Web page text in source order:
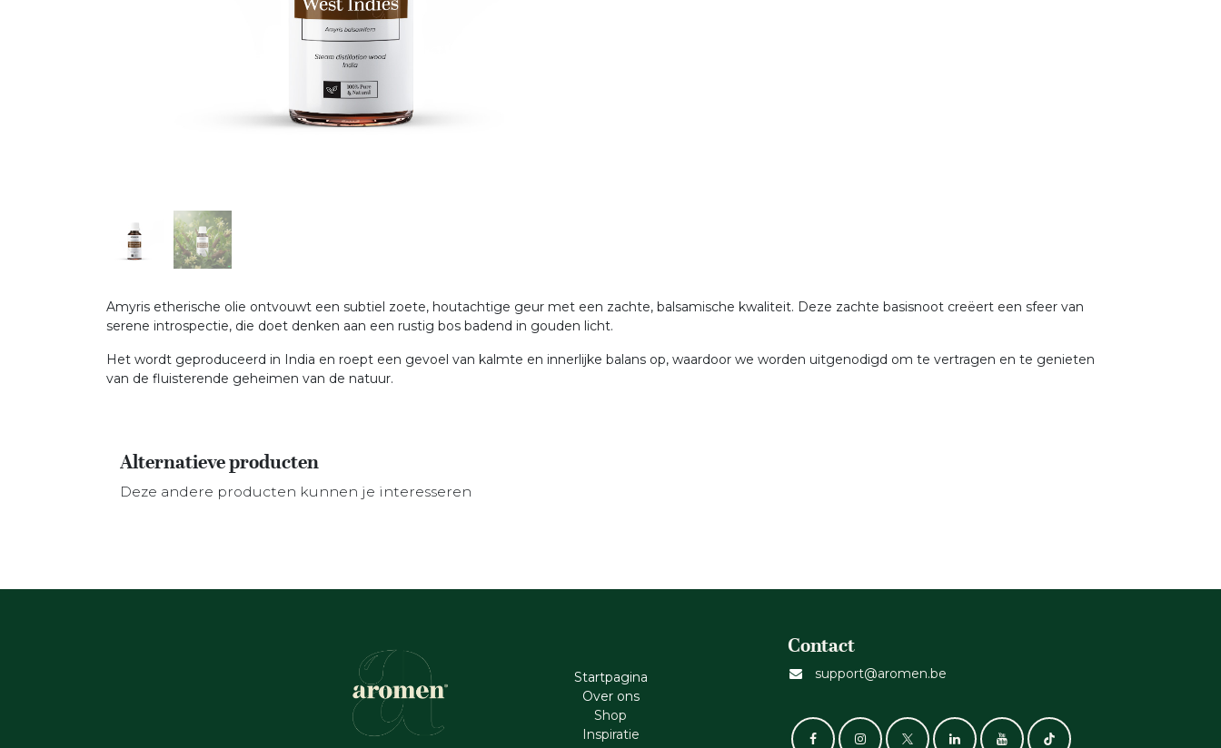
Amyris etherische olie ontvouwt een subtiel zoete, houtachtige geur met een zachte, balsamische kwaliteit. Deze zachte basisnoot creëert een sfeer van
serene introspectie, die doet denken aan een rustig bos badend in gouden licht.
Het wordt geproduceerd in India en roept een gevoel van kalmte en innerlijke balans op, waardoor we worden uitgenodigd om te vertragen en te genieten
van de fluisterende geheimen van de natuur.
Alternatieve producten
Deze andere producten kunnen je interesseren
Startpagina
Ove​r​ ons
Shop
Inspiratie
Contact
support@aromen.be